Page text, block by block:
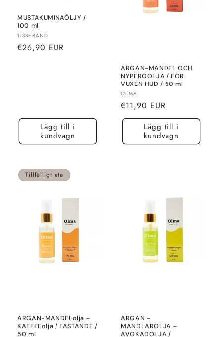
MUSTAKUMINAÖLJY /
100 ml
Säljare:
TISSERAND
Normalt
€26,90 EUR
Lägg till i
kundvagn
ARGAN-MANDEL OCH
NYPFRÖOLJA / FÖR
VUXEN HUD / 50 ml
Säljare:
OLMA
Normalt
pris
€11,90 EUR
Lägg till i
kundvagn
Tillfälligt ute
ARGAN-MANDELolja +
KAFFEEolja / FASTANDE /
50 ml
ARGAN -
MANDLAROLJA +
AVOKADOLJA /